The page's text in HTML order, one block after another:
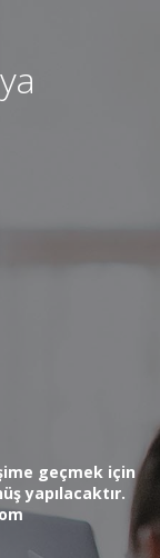
geçmek için
yapılacaktır.